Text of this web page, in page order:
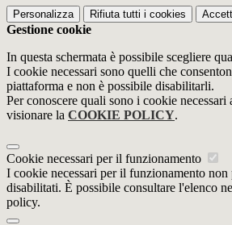
Personalizza Rifiuta tutti i cookies
Gestione cookie
In questa schermata è possibile scegliere
I cookie necessari sono quelli che
piattaforma e non è possibile disabilitarli.
Per conoscere quali sono i cookie
visionare la COOKIE POLICY.
Cookie necessari per il funzionamento
I cookie necessari per il funzionamento non
disabilitati. È possibile consultare l'elenco
policy.